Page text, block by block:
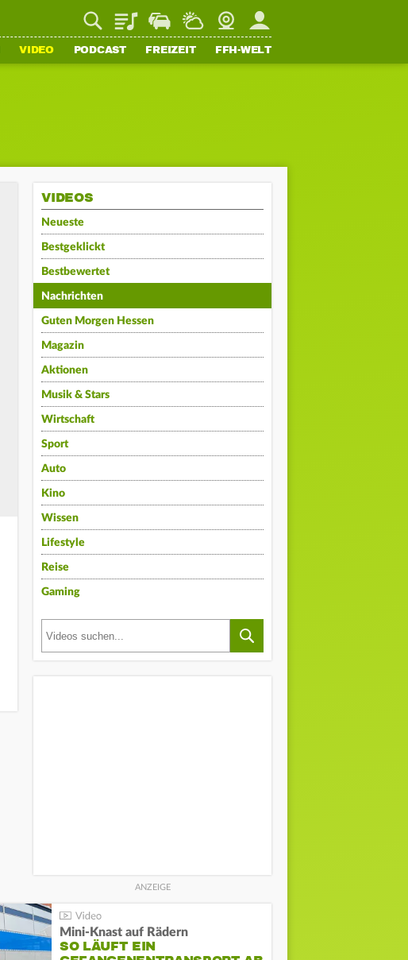
PlaylistStaupilotWetterWebcamMein FFH
VIDEO PODCAST FREIZEIT FFH-WELT
VIDEOS
Neueste
Bestgeklickt
Bestbewertet
Nachrichten
Guten Morgen Hessen
Magazin
Aktionen
Musik & Stars
Wirtschaft
Sport
Auto
Kino
Wissen
Lifestyle
Reise
Gaming
Mini-Knast auf Rädern
SO LÄUFT EIN